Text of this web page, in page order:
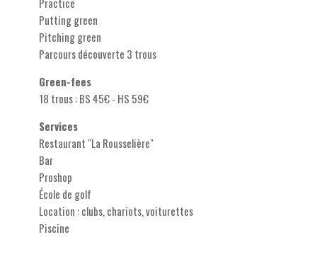
Putting green
Pitching green
Parcours découverte 3 trous
Green-fees
18 trous : BS 45€ - HS 59€
Services
Restaurant "La Rousselière"
Bar
Proshop
École de golf
Location : clubs, chariots, voiturettes
Piscine